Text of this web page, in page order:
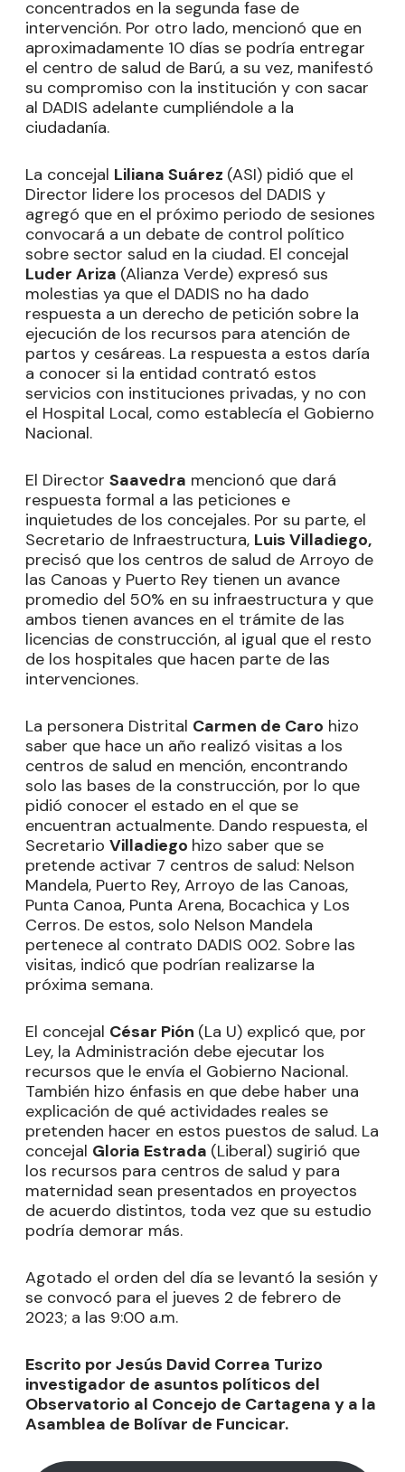
concentrados en la segunda fase de
intervención. Por otro lado, mencionó que en
aproximadamente 10 días se podría entregar
el centro de salud de Barú, a su vez, manifestó
su compromiso con la institución y con sacar
al DADIS adelante cumpliéndole a la
ciudadanía.
La concejal Liliana Suárez (ASI) pidió que el
Director lidere los procesos del DADIS y
agregó que en el próximo periodo de sesiones
convocará a un debate de control político
sobre sector salud en la ciudad. El concejal
Luder Ariza (Alianza Verde) expresó sus
molestias ya que el DADIS no ha dado
respuesta a un derecho de petición sobre la
ejecución de los recursos para atención de
partos y cesáreas. La respuesta a estos daría
a conocer si la entidad contrató estos
servicios con instituciones privadas, y no con
el Hospital Local, como establecía el Gobierno
Nacional.
El Director Saavedra mencionó que dará
respuesta formal a las peticiones e
inquietudes de los concejales. Por su parte, el
Secretario de Infraestructura, Luis Villadiego,
precisó que los centros de salud de Arroyo de
las Canoas y Puerto Rey tienen un avance
promedio del 50% en su infraestructura y que
ambos tienen avances en el trámite de las
licencias de construcción, al igual que el resto
de los hospitales que hacen parte de las
intervenciones.
La personera Distrital Carmen de Caro hizo
saber que hace un año realizó visitas a los
centros de salud en mención, encontrando
solo las bases de la construcción, por lo que
pidió conocer el estado en el que se
encuentran actualmente. Dando respuesta, el
Secretario Villadiego hizo saber que se
pretende activar 7 centros de salud: Nelson
Mandela, Puerto Rey, Arroyo de las Canoas,
Punta Canoa, Punta Arena, Bocachica y Los
Cerros. De estos, solo Nelson Mandela
pertenece al contrato DADIS 002. Sobre las
visitas, indicó que podrían realizarse la
próxima semana.
El concejal César Pión (La U) explicó que, por
Ley, la Administración debe ejecutar los
recursos que le envía el Gobierno Nacional.
También hizo énfasis en que debe haber una
explicación de qué actividades reales se
pretenden hacer en estos puestos de salud. La
concejal Gloria Estrada (Liberal) sugirió que
los recursos para centros de salud y para
maternidad sean presentados en proyectos
de acuerdo distintos, toda vez que su estudio
podría demorar más.
Agotado el orden del día se levantó la sesión y
se convocó para el jueves 2 de febrero de
2023; a las 9:00 a.m.
Escrito por Jesús David Correa Turizo
investigador de asuntos políticos del
Observatorio al Concejo de Cartagena y a la
Asamblea de Bolívar de Funcicar.